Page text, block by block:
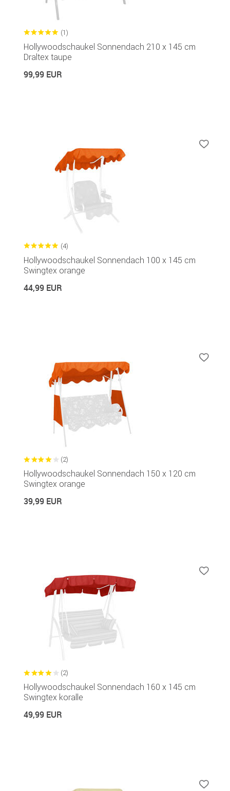
(1)
Hollywoodschaukel Sonnendach 210 x 145 cm
Draltex taupe
99,99 EUR
(4)
Hollywoodschaukel Sonnendach 100 x 145 cm
Swingtex orange
44,99 EUR
(2)
Hollywoodschaukel Sonnendach 150 x 120 cm
Swingtex orange
39,99 EUR
(2)
Hollywoodschaukel Sonnendach 160 x 145 cm
Swingtex koralle
49,99 EUR